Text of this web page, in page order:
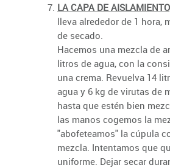
LA CAPA DE AISLAMIENTO
lleva alrededor de 1 hora,
de secado.
Hacemos una mezcla de
litros de agua, con la
una crema. Revuelva 14
agua y 6 kg de virutas de
hasta que estén bien
las manos cogemos la
"abofeteamos" la cúpula
mezcla. Intentamos que
uniforme. Dejar secar